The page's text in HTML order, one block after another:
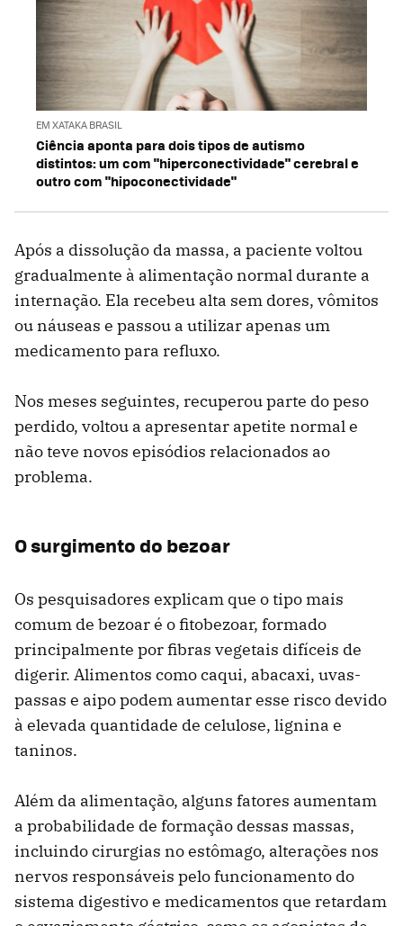
EM XATAKA BRASIL
Ciência aponta para dois tipos de autismo
distintos: um com "hiperconectividade" cerebral e
outro com "hipoconectividade"
Após a dissolução da massa, a paciente voltou
gradualmente à alimentação normal durante a
internação. Ela recebeu alta sem dores, vômitos
ou náuseas e passou a utilizar apenas um
medicamento para refluxo.
Nos meses seguintes, recuperou parte do peso
perdido, voltou a apresentar apetite normal e
não teve novos episódios relacionados ao
problema.
O surgimento do bezoar
Os pesquisadores explicam que o tipo mais
comum de bezoar é o fitobezoar, formado
principalmente por fibras vegetais difíceis de
digerir. Alimentos como caqui, abacaxi, uvas-
passas e aipo podem aumentar esse risco devido
à elevada quantidade de celulose, lignina e
taninos.
Além da alimentação, alguns fatores aumentam
a probabilidade de formação dessas massas,
incluindo cirurgias no estômago, alterações nos
nervos responsáveis pelo funcionamento do
sistema digestivo e medicamentos que retardam